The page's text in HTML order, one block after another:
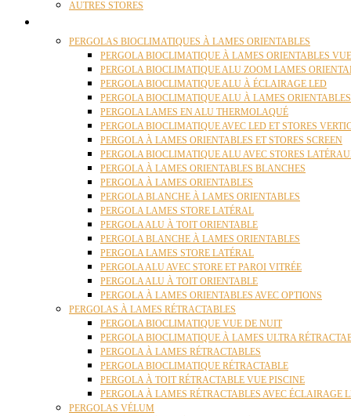
AUTRES STORES
PERGOLAS BIOCLIMATIQUES À LAMES ORIENTABLES
PERGOLA BIOCLIMATIQUE À LAMES ORIENTABLES
PERGOLA BIOCLIMATIQUE ALU ZOOM LAMES
PERGOLA BIOCLIMATIQUE ALU À ÉCLAIRAGE LED
PERGOLA BIOCLIMATIQUE ALU À LAMES
PERGOLA LAMES EN ALU THERMOLAQUÉ
PERGOLA BIOCLIMATIQUE AVEC LED ET STORES
PERGOLA À LAMES ORIENTABLES ET STORES SCREEN
PERGOLA BIOCLIMATIQUE ALU AVEC STORES
PERGOLA À LAMES ORIENTABLES BLANCHES
PERGOLA À LAMES ORIENTABLES
PERGOLA BLANCHE À LAMES ORIENTABLES
PERGOLA LAMES STORE LATÉRAL
PERGOLA ALU À TOIT ORIENTABLE
PERGOLA BLANCHE À LAMES ORIENTABLES
PERGOLA LAMES STORE LATÉRAL
PERGOLA ALU AVEC STORE ET PAROI VITRÉE
PERGOLA ALU À TOIT ORIENTABLE
PERGOLA À LAMES ORIENTABLES AVEC OPTIONS
PERGOLAS À LAMES RÉTRACTABLES
PERGOLA BIOCLIMATIQUE VUE DE NUIT
PERGOLA BIOCLIMATIQUE À LAMES ULTRA
PERGOLA À LAMES RÉTRACTABLES
PERGOLA BIOCLIMATIQUE RÉTRACTABLE
PERGOLA À TOIT RÉTRACTABLE VUE PISCINE
PERGOLA À LAMES RÉTRACTABLES AVEC ÉCLAIRAGE
PERGOLAS VÉLUM